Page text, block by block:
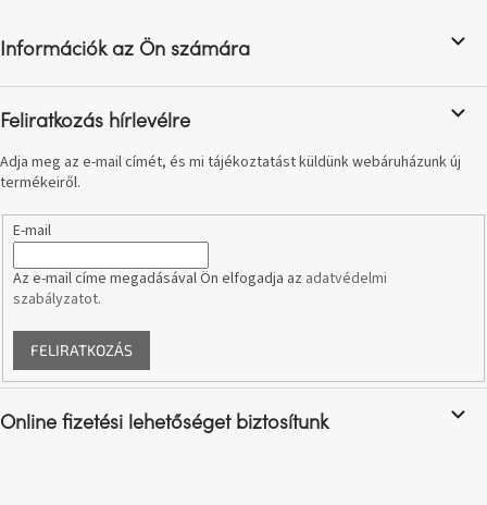
utalványok
Formwood
kollekció
Most
nyári
hullámon
fel
éInformációk az Ön számára
Feliratkozás hírlevélre
Adja meg az e-mail címét, és mi tájékoztatást küldünk webáruházunk új
termékeiről.
E-mail
Az e-mail címe megadásával Ön elfogadja az adatvédelmi
szabályzatot.
FELIRATKOZÁS
Online fizetési lehetőséget biztosítunk